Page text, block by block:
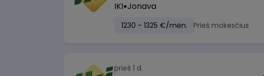
IKI Jonava
1230 - 1325 €/mėn. Prieš mokesčius
prieš 1 d.